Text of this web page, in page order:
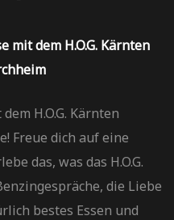
mit dem H.O.G. Kärnten
H.O.G. Kärnten
Freue dich auf eine
das, was das H.O.G.
die Liebe
bestes Essen und